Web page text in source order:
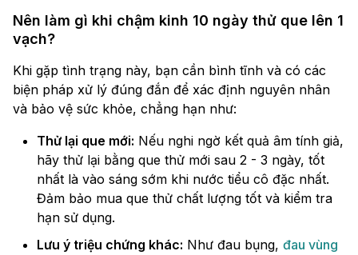
Nên làm gì khi chậm kinh 10 ngày thử que lên 1
vạch?
Khi gặp tình trạng này, bạn cần bình tĩnh và có các
biện pháp xử lý đúng đắn để xác định nguyên nhân
và bảo vệ sức khỏe, chẳng hạn như:
Thử lại que mới: Nếu nghi ngờ kết quả âm tính giả,
hãy thử lại bằng que thử mới sau 2 - 3 ngày, tốt
nhất là vào sáng sớm khi nước tiểu cô đặc nhất.
Đảm bảo mua que thử chất lượng tốt và kiểm tra
hạn sử dụng.
Lưu ý triệu chứng khác: Như đau bụng, đau vùng